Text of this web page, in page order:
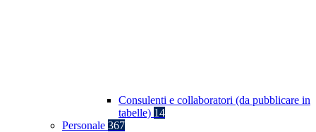
Consulenti e collaboratori (da pubblicare in
tabelle) 14
Personale 367